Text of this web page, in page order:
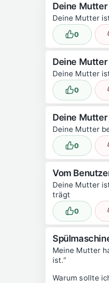
Deine
Deine Mutter
Lustig
0
Deine
Deine Mutter
Lustig
0
Deine
Deine Mutter
Lustig
0
Vom
Deine Mutter
trägt
Lustig
0
Meine Mutter
ist.“
Warum sollte